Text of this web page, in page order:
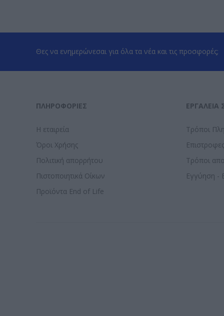
Θες να ενημερώνεσαι για όλα τα νέα και τις προσφορές;
ΠΛΗΡΟΦΟΡΊΕΣ
Η εταιρεία
Όροι Χρήσης
Πολιτική απορρήτου
Πιστοποιητικά Οίκων
Προϊόντα End of Life
ΕΡΓΑΛΕΊΑ
Τρόποι
Τρόποι
Εγγύηση -